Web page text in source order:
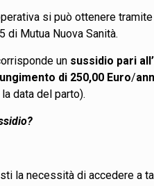
si può ottenere
di Mutua Nuova Sanità.
un sussidio pari
di 250,00 Euro/
data del parto).
la necessità di accedere a